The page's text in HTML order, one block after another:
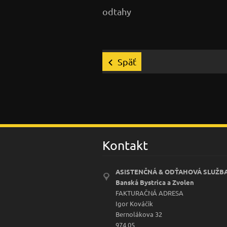
odtahy
Späť
Kontakt
ASISTENČNÁ & ODŤAHOVÁ
Banská Bystrica a Zvolen
FAKTURAČNÁ ADRESA
Igor Kováčik
Bernolákova 32
974 05